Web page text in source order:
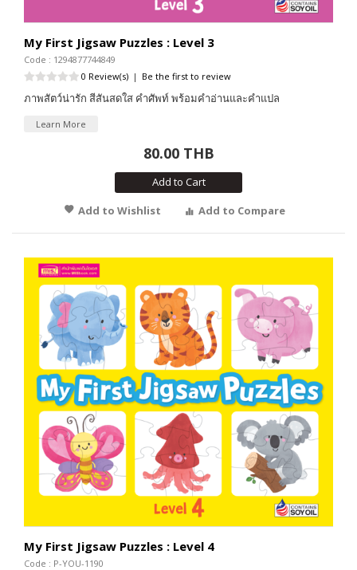
My First Jigsaw Puzzles : Level 3
Code : 1294877744849
0 Review(s) | Be the first to review
ภาพสัตว์น่ารัก สีสันสดใส คำศัพท์ พร้อมคำอ่านและคำแปล
Learn More
80.00 THB
Add to Cart
Add to Wishlist
Add to Compare
My First Jigsaw Puzzles : Level 4
Code : P-YOU-1190